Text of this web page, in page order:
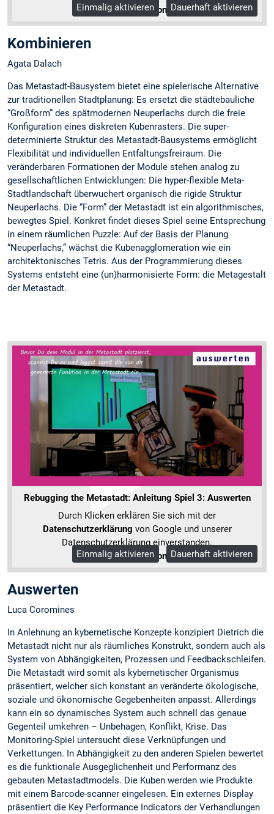
Mehr Informationen
Einmalig aktivieren Dauerhaft aktivieren
Kombinieren
Agata Dalach
Das Metastadt-Bausystem bietet eine spielerische Alternative
zur traditionellen Stadtplanung: Es ersetzt die städtebauliche
“Großform” des spätmodernen Neuperlachs durch die freie
Konfiguration eines diskreten Kubenrasters. Die super-
determinierte Struktur des Metastadt-Bausystems ermöglicht
Flexibilität und individuellen Entfaltungsfreiraum. Die
veränderbaren Formationen der Module stehen analog zu
gesellschaftlichen Entwicklungen: Die hyper-flexible Meta-
Stadtlandschaft überwuchert organisch die rigide Struktur
Neuperlachs. Die “Form” der Metastadt ist ein algorithmisches,
bewegtes Spiel. Konkret findet dieses Spiel seine Entsprechung
in einem räumlichen Puzzle: Auf der Basis der Planung
“Neuperlachs,” wächst die Kubenagglomeration wie ein
architektonisches Tetris. Aus der Programmierung dieses
Systems entsteht eine (un)harmonisierte Form: die Metagestalt
der Metastadt.
Rebugging the Metastadt: Anleitung Spiel 3: Auswerten
Durch Klicken erklären Sie sich mit der
Datenschutzerklärung von Google und unserer
Datenschutzerklärung einverstanden.
Mehr Informationen
Einmalig aktivieren Dauerhaft aktivieren
Auswerten
Luca Coromines
In Anlehnung an kybernetische Konzepte konzipiert Dietrich die
Metastadt nicht nur als räumliches Konstrukt, sondern auch als
System von Abhängigkeiten, Prozessen und Feedbackschleifen.
Die Metastadt wird somit als kybernetischer Organismus
präsentiert, welcher sich konstant an veränderte ökologische,
soziale und ökonomische Gegebenheiten anpasst. Allerdings
kann ein so dynamisches System auch schnell das genaue
Gegenteil umkehren – Unbehagen, Konflikt, Krise. Das
Monitoring-Spiel untersucht diese Verknüpfungen und
Verkettungen. In Abhängigkeit zu den anderen Spielen bewertet
es die funktionale Ausgeglichenheit und Performanz des
gebauten Metastadtmodels. Die Kuben werden wie Produkte
mit einem Barcode-scanner eingelesen. Ein externes Display
präsentiert die Key Performance Indicators der Verhandlungen